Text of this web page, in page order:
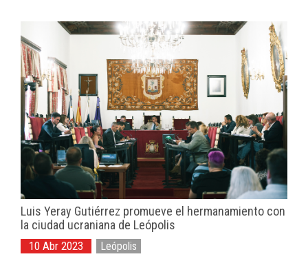
Luis Yeray Gutiérrez promueve el hermanamiento con
la ciudad ucraniana de Leópolis
10 Abr 2023 Leópolis